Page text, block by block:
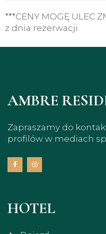
***CENY MOGĘ ULEC
z dnia rezerwacji
AMBRE
Zapraszamy do
profilów w mediach
HOTEL